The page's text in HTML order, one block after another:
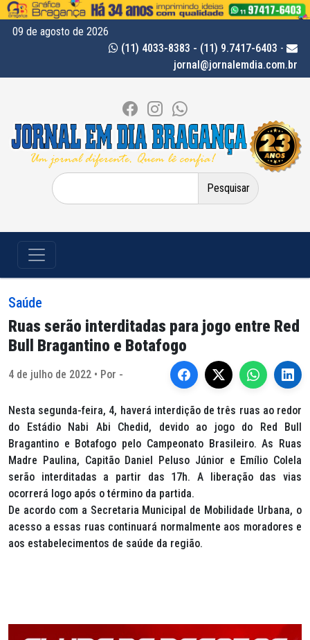
09 de agosto de 2026
(11) 4033-8383 - (11) 9.7417-6403 -
jornal@jornalemdia.com.br
Pesquisar
por:
Saúde
Ruas serão interditadas para jogo entre Red
Bull Bragantino e Botafogo
4 de julho de 2022 • Por -
Nesta segunda-feira, 4, haverá interdição de três ruas ao redor
do Estádio Nabi Abi Chedid, devido ao jogo do Red Bull
Bragantino e Botafogo pelo Campeonato Brasileiro. As Ruas
Madre Paulina, Capitão Daniel Peluso Júnior e Emílio Colela
serão interditadas a partir das 17h. A liberação das vias
ocorrerá logo após o término da partida.
De acordo com a Secretaria Municipal de Mobilidade Urbana, o
acesso a essas ruas continuará normalmente aos moradores e
aos estabelecimentos de saúde da região.